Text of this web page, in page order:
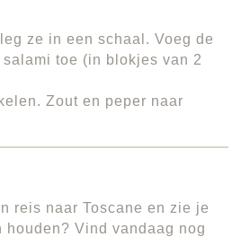
ze in een schaal. Voeg de
toe (in blokjes van 2
Zout en peper naar
reis naar Toscane en zie je
houden? Vind vandaag nog